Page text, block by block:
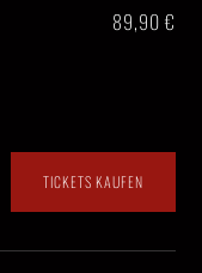
89,90 €
TICKETS KAUFEN